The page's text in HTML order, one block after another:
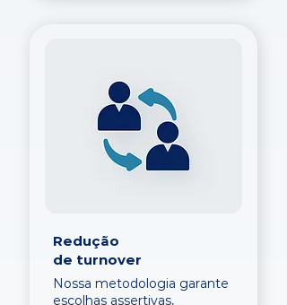
Redução
de turnover
Nossa metodologia garante
escolhas assertivas,